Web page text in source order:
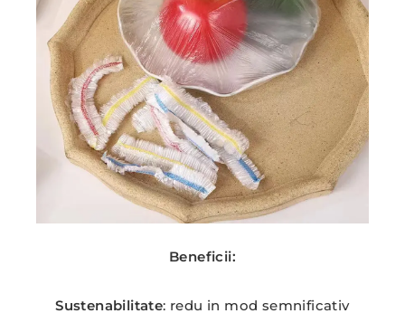
Beneficii:
Sustenabilitate: redu in mod semnificativ